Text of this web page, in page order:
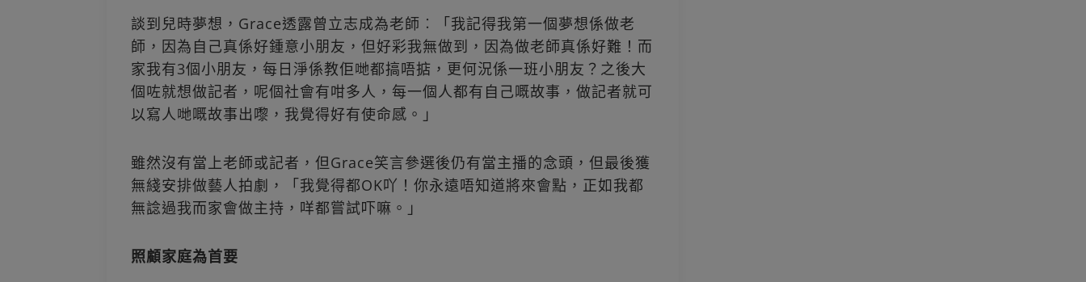
談到兒時夢想，Grace透露曾立志成為老師︰「我記得我第一個夢想係做老
師，因為自己真係好鍾意小朋友，但好彩我無做到，因為做老師真係好難！而
家我有3個小朋友，每日淨係教佢哋都搞唔掂，更何況係一班小朋友？之後大
個咗就想做記者，呢個社會有咁多人，每一個人都有自己嘅故事，做記者就可
以寫人哋嘅故事出嚟，我覺得好有使命感。」
雖然沒有當上老師或記者，但Grace笑言參選後仍有當主播的念頭，但最後獲
無綫安排做藝人拍劇，「我覺得都OK吖！你永遠唔知道將來會點，正如我都
無諗過我而家會做主持，咩都嘗試吓嘛。」
照顧家庭為首要